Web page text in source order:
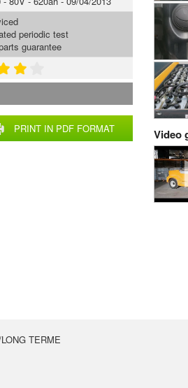
Video
PRINT IN PDF FORMAT
periodic test
guarantee
TERME